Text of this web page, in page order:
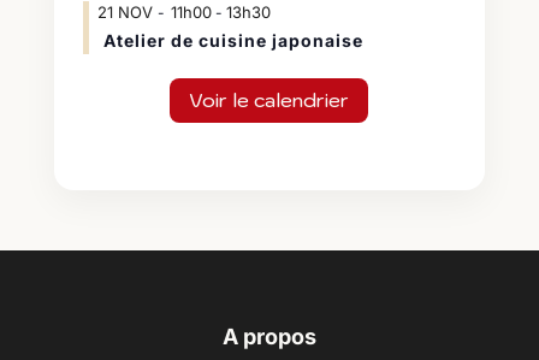
21 NOV 11h00- 13h30
Atelier de cuisine japonaise
Voir le calendrier
A propos